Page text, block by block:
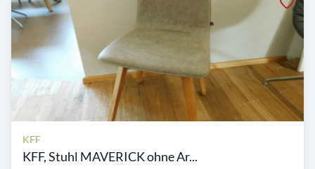
KFF
KFF, Stuhl MAVERICK ohne Ar...